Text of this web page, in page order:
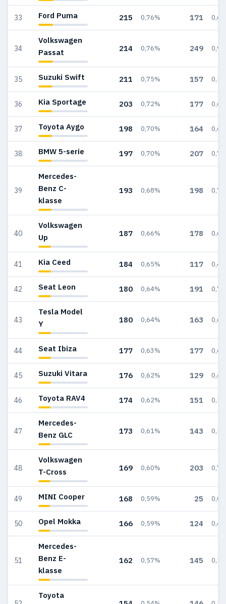
33 Ford Puma 215 0,76% 171
34
Volkswagen
Passat
214 0,76% 249
35 Suzuki Swift 211 0,75% 157
36 Kia Sportage 203 0,72% 177
37 Toyota Aygo 198 0,70% 164
38 BMW 5-serie 197 0,70% 207
39
Mercedes-
Benz C-
klasse
193 0,68% 198
40
Volkswagen
Up
187 0,66% 178
41 Kia Ceed 184 0,65% 117
42 Seat Leon 180 0,64% 191
43
Tesla Model
Y
180 0,64% 163
44 Seat Ibiza 177 0,63% 177
45 Suzuki Vitara 176 0,62% 129
46 Toyota RAV4 174 0,62% 151
47
Mercedes-
Benz GLC
173 0,61% 143
48
Volkswagen
T-Cross
169 0,60% 203
49 MINI Cooper 168 0,59% 25
50 Opel Mokka 166 0,59% 124
51
Mercedes-
Benz E-
klasse
162 0,57% 145
Toyota